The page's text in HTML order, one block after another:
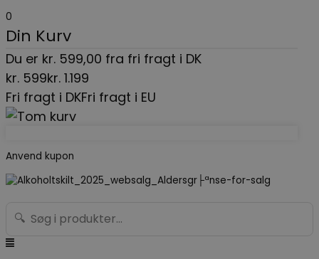
0
Din Kurv
Du er kr. 599,00 fra fri fragt i DK
kr. 599kr. 1.199
Fri fragt i DKFri fragt i EU
Anvend kupon
til
indholdet
🔍